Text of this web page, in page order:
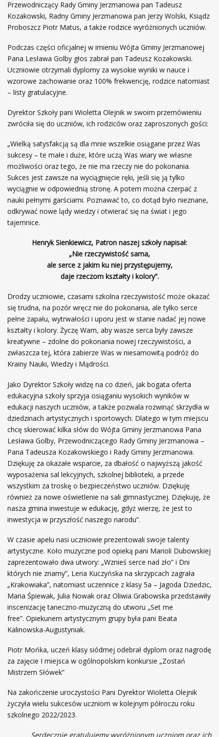
Przewodniczący Rady Gminy Jerzmanowa pan Tadeusz
Kozakowski, Radny Gminy Jerzmanowa pan Jerzy Wolski, Ksiądz
Proboszcz Piotr Matus, a także rodzice wyróżnionych uczniów.
Podczas części oficjalnej w imieniu Wójta Gminy Jerzmanowej
Pana Lesława Golby głos zabrał pan Tadeusz Kozakowski.
Uczniowie otrzymali dyplomy za wysokie wyniki w nauce i
wzorowe zachowanie oraz 100% frekwencję, rodzice natomiast
– listy gratulacyjne.
Dyrektor Szkoły pani Wioletta Olejnik w swoim przemówieniu
zwróciła się do uczniów, ich rodziców oraz zaproszonych gości:
„Wielką satysfakcją są dla mnie wszelkie osiągane przez Was
sukcesy – te małe i duże, które uczą Was wiary we własne
możliwości oraz tego, że nie ma rzeczy nie do pokonania.
Sukces jest zawsze na wyciągnięcie ręki, jeśli się ją tylko
wyciągnie w odpowiednią stronę. A potem można czerpać z
nauki pełnymi garściami. Poznawać to, co dotąd było nieznane,
odkrywać nowe lądy wiedzy i otwierać się na świat i jego
tajemnice.
Henryk Sienkiewicz, Patron naszej szkoły napisał:
„Nie rzeczywistość sama,
ale serce z jakim ku niej przystępujemy,
daje rzeczom kształty i kolory”.
Drodzy uczniowie, czasami szkolna rzeczywistość może okazać
się trudna, na pozór wręcz nie do pokonania, ale tylko serce
pełne zapału, wytrwałości i uporu jest w stanie nadać jej nowe
kształty i kolory. Życzę Wam, aby wasze serca były zawsze
kreatywne – zdolne do pokonania nowej rzeczywistości, a
zwłaszcza tej, która zabierze Was w niesamowitą podróż do
Krainy Nauki, Wiedzy i Mądrości.
Jako Dyrektor Szkoły widzę na co dzień, jak bogata oferta
edukacyjna szkoły sprzyja osiąganiu wysokich wyników w
edukacji naszych uczniów, a także pozwala rozwinąć skrzydła w
dziedzinach artystycznych i sportowych. Dlatego w tym miejscu
chcę skierować kilka słów do Wójta Gminy Jerzmanowa Pana
Lesława Golby, Przewodniczącego Rady Gminy Jerzmanowa –
Pana Tadeusza Kozakowskiego i Rady Gminy Jerzmanowa.
Dziękuję za okazałe wsparcie, za dbałość o najwyższą jakość
wyposażenia sal lekcyjnych, szkolnej biblioteki, a przede
wszystkim za troskę o bezpieczeństwo uczniów. Dziękuję
również za nowe oświetlenie na sali gimnastycznej. Dziękuję, że
nasza gmina inwestuje w edukację, gdyż wierzę, że jest to
inwestycja w przyszłość naszego narodu”.
W czasie apelu nasi uczniowie prezentowali swoje talenty
artystyczne. Koło muzyczne pod opieką pani Marioli Dubowskiej
zaprezentowało dwa utwory: „Wznieś serce nad zło” i Dni
których nie znamy”, Lena Kuczyńska na skrzypcach zagrała
„Krakowiaka”, natomiast uczennice z klasy 5a – Jagoda Dziedzic,
Maria Śpiewak, Julia Nowak oraz Oliwia Grabowska przedstawiły
inscenizację taneczno-muzyczną do utworu „Set me
free”. Opiekunem artystycznym grupy była pani Beata
Kalinowska-Augustyniak.
Piotr Mońka, uczeń klasy siódmej odebrał dyplom oraz nagrodę
za zajęcie I miejsca w ogólnopolskim konkursie „Zostań
Mistrzem Słówek”
Na zakończenie uroczystości Pani Dyrektor Wioletta Olejnik
życzyła wielu sukcesów uczniom w kolejnym półroczu roku
szkolnego 2022/2023.
Serdecznie gratulujemy wyróżnionym uczniom oraz ich